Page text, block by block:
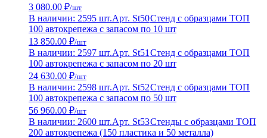
3 080.00 ₽/шт
В наличии: 2595 шт.Арт. St50Стенд с образцами ТОП
100 автокрепежа с запасом по 10 шт
13 850.00 ₽/шт
В наличии: 2597 шт.Арт. St51 Стенд с образцами ТОП
100 автокрепежа с запасом по 20 шт
24 630.00 ₽/шт
В наличии: 2598 шт.Арт. St52Стенд с образцами ТОП
100 автокрепежа с запасом по 50 шт
56 960.00 ₽/шт
В наличии: 2600 шт.Арт. St53Стенды с образцами ТОП
200 автокрепежа (150 пластика и 50 металла)